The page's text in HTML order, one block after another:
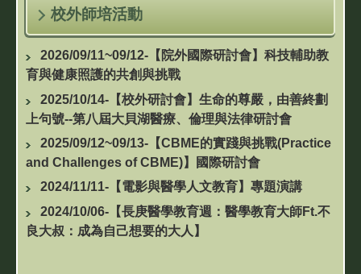
校外師培活動
2026/09/11~09/12-【院外國際研討會】科技輔助教
育與健康照護的共創與挑戰
2025/10/14-【校外研討會】生命的尊嚴，由善終劃
上句號--第八屆大貝湖醫療、倫理與法律研討會
2025/09/12~09/13-【CBME的實踐與挑戰(Practice
and Challenges of CBME)】國際研討會
2024/11/11-【電影與醫學人文教育】專題演講
2024/10/06-【長庚醫學教育週：醫學教育大師Ft.不
良大叔：成為自己想要的大人】